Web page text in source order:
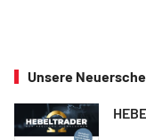
Unsere